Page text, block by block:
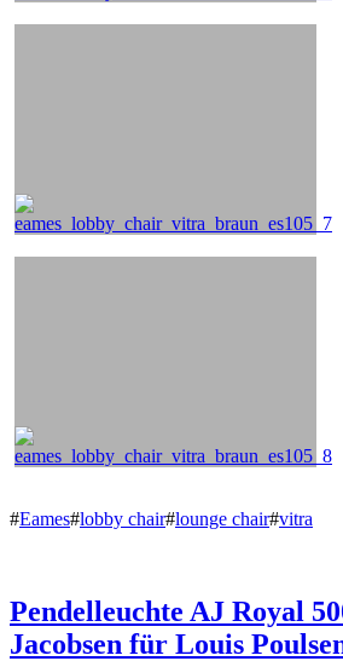
#Eames#lobby chair#lounge chair#vitra
Pendelleuchte AJ Royal
Jacobsen für Louis